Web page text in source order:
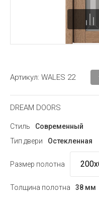
Артикул: WALES 22
DREAM DOORS
Стиль
Современный
Тип двери
Остекленная
Размер полотна
Толщина полотна 38 мм